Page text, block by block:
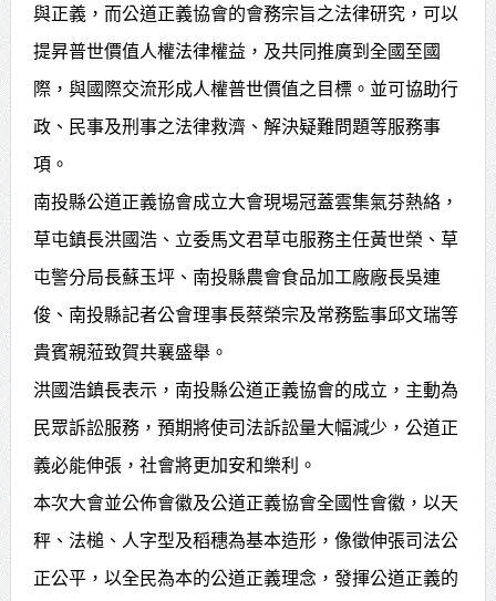
與正義，而公道正義協會的會務宗旨之法律研究，可以
提昇普世價值人權法律權益，及共同推廣到全國至國
際，與國際交流形成人權普世價值之目標。並可協助行
政、民事及刑事之法律救濟、解決疑難問題等服務事
項。
南投縣公道正義協會成立大會現埸冠蓋雲集氣芬熱絡，
草屯鎮長洪國浩、立委馬文君草屯服務主任黃世榮、草
屯警分局長蘇玉坪、南投縣農會食品加工廠廠長吳連
俊、南投縣記者公會理事長蔡榮宗及常務監事邱文瑞等
貴賓親蒞致賀共襄盛舉。
洪國浩鎮長表示，南投縣公道正義協會的成立，主動為
民眾訴訟服務，預期將使司法訴訟量大幅減少，公道正
義必能伸張，社會將更加安和樂利。
本次大會並公佈會徽及公道正義協會全國性會徽，以天
秤、法槌、人字型及稻穗為基本造形，像徵伸張司法公
正公平，以全民為本的公道正義理念，發揮公道正義的